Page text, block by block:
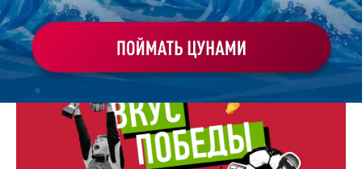
Работа
эксперта
ХОЧУ ЗАКАЗАТЬ ТАКУЮ ПРЕЗЕНТАЦИЮ